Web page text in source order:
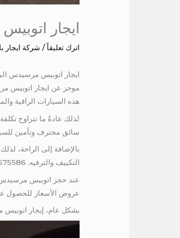
ايجار
اترك تعليقاً / شركة ايجار
ايجار اتوبيس مرسيدس
هذه السيارات الراقية
سائق محترف وتأمين
بالإضافة إلى الراحة،
التكييف والترفيه. 01115675586
عند حجز اتوبيس مرسيدس
عروض الأسعار للحصول
بشكل عام، إيجار